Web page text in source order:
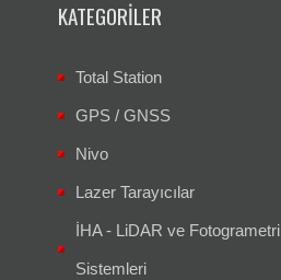
KATEGORILER
Total Station
GPS / GNSS
Nivo
Lazer Tarayıcılar
İHA - LiDAR ve Fotogrametri
Sistemleri